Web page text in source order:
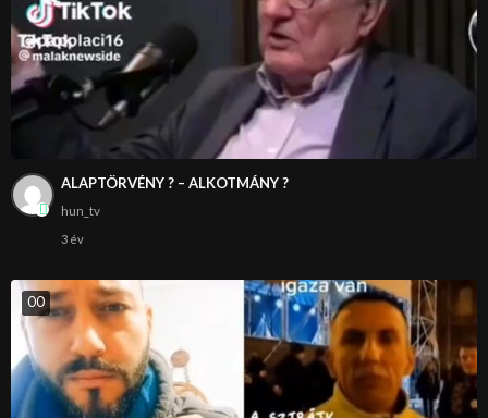
ALAPTÖRVÉNY ? – ALKOTMÁNY ?
hun_tv
3 év
00